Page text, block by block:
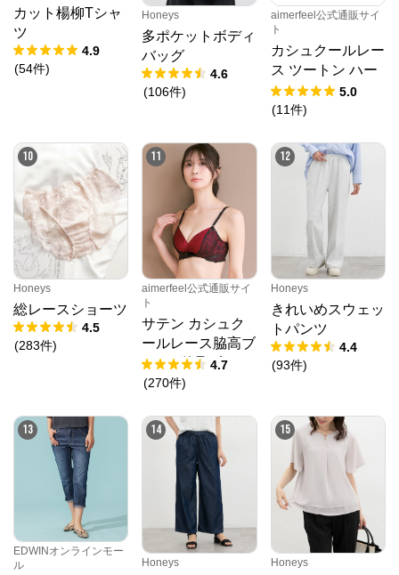
カット楊柳Tシャ
ツ
4.9
(54件)
Honeys
多ポケットボディ
バッグ
4.6
(106件)
aimerfeel公式通販サイ
ト
カシュクールレー
ス ツートン ハー
フバックショーツ
5.0
(11件)
10
Honeys
総レースショーツ
4.5
(283件)
11
aimerfeel公式通販サイ
ト
サテン カシュク
ールレース脇高ブ
ラ(R) 単品ブラジ
ャー
4.7
(270件)
12
Honeys
きれいめスウェッ
トパンツ
4.4
(93件)
13
EDWINオンラインモー
ル
14
Honeys
15
Honeys